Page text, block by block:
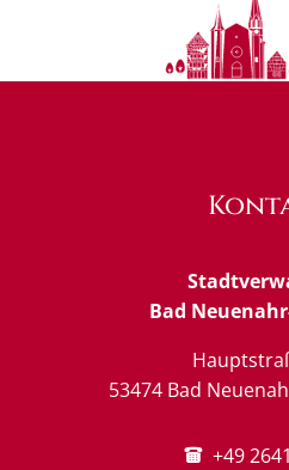
Bad
53474 Bad
+49